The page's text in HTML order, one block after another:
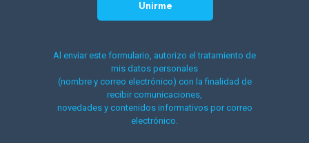
Al enviar este formulario, autorizo el tratamiento de
mis datos personales
(nombre y correo electrónico) con la finalidad de
recibir comunicaciones,
novedades y contenidos informativos por correo
electrónico.